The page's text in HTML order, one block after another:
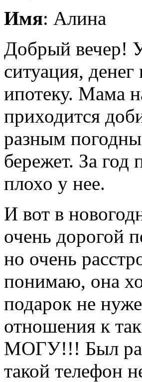
Имя: Алина
Добрый вечер!
ситуация,
ипотеку. Мама
приходится
разным
бережет. За год
плохо у нее.
И вот в
очень дорогой
но очень
понимаю, она
подарок не
отношения к
МОГУ!!! Был
такой телефон